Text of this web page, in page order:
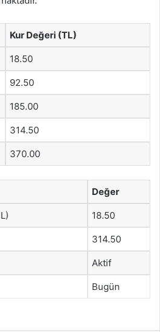
Kur Değeri (TL)
18.50
92.50
185.00
314.50
370.00
Değer
18.50
314.50
Aktif
Bugün